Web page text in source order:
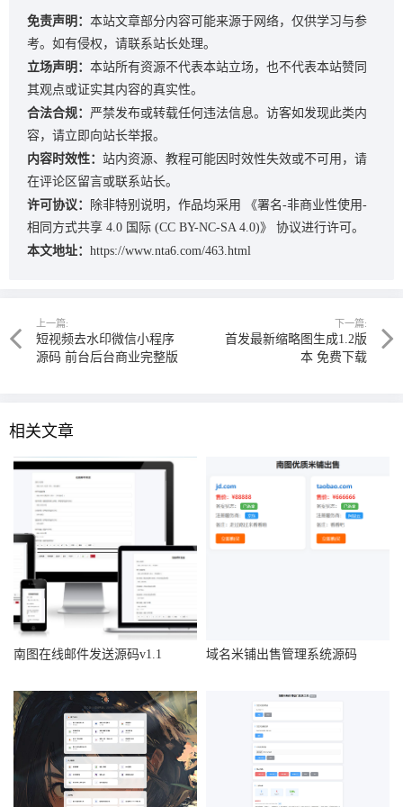
免责声明： 本站文章部分内容可能来源于网络，仅供学习与参
考。如有侵权，请联系站长处理。
立场声明： 本站所有资源不代表本站立场，也不代表本站赞同
其观点或证实其内容的真实性。
合法合规： 严禁发布或转载任何违法信息。访客如发现此类内
容，请立即向站长举报。
内容时效性： 站内资源、教程可能因时效性失效或不可用，请
在评论区留言或联系站长。
许可协议：
除非特别说明，作品均采用
《署名-非商业性使用-
相同方式共享 4.0 国际 (CC BY-NC-SA 4.0)》
协议进行许可。
本文地址： https://www.nta6.com/463.html
上一篇:
短视频去水印微信小程序
源码 前台后台商业完整版
下一篇:
首发最新缩略图生成1.2版
本 免费下载
相关文章
南图在线邮件发送源码v1.1 域名米铺出售管理系统源码